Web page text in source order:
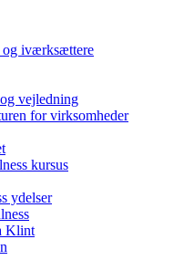
og iværksættere
vejledning
for virksomheder
kursus
ydelser
Klint